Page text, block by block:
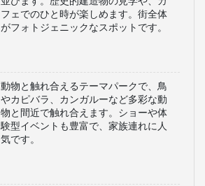
フェでのひと時が楽しめます。街全体
がフォトジェニックなスポットです。
動物と触れ合えるテーマパークで、鳥
やカピバラ、カンガルーなど多彩な動
物と間近で触れ合えます。ショーや体
験型イベントも豊富で、家族連れに人
気です。